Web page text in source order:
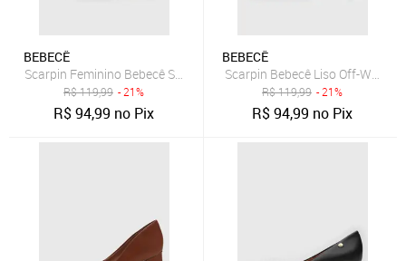
BEBECÊ
Scarpin Feminino Bebecê Salto Quadrado Preto
R$119,99 - 21%
R$94,99 no Pix
BEBECÊ
Scarpin Bebecê Liso Off-White
R$119,99 - 21%
R$94,99 no Pix